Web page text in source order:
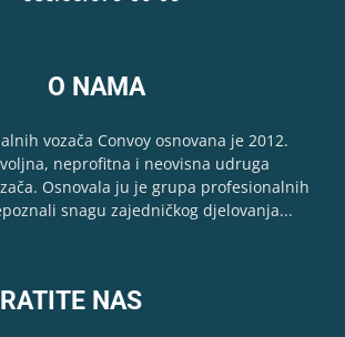
O NAMA
vozača Convoy osnovana je 2012.
neprofitna i neovisna udruga
Osnovala ju je grupa profesionalnih
snagu zajedničkog djelovanja...
NAS